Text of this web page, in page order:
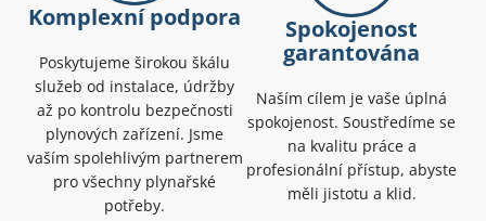
Komplexní podpora
Poskytujeme širokou škálu
služeb od instalace, údržby
až po kontrolu bezpečnosti
plynových zařízení. Jsme
vaším spolehlivým partnerem
pro všechny plynařské
potřeby.
Spokojenost
garantována
Naším cílem je vaše úplná
spokojenost. Soustředíme se
na kvalitu práce a
profesionální přístup, abyste
měli jistotu a klid.